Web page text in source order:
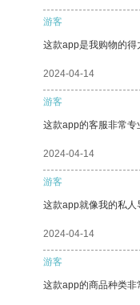
游客
这款app是我购物的得
2024-04-14
游客
这款app的客服非常专
2024-04-14
游客
这款app就像我的私人
2024-04-14
游客
这款app的商品种类非